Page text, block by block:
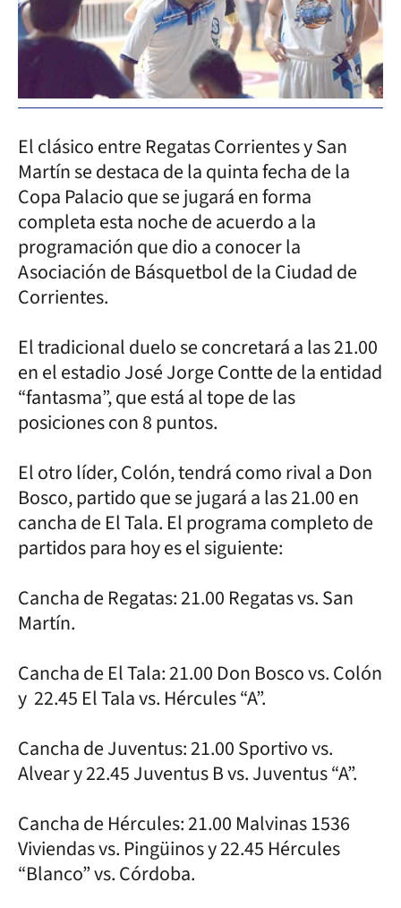
El clásico entre Regatas Corrientes y San
Martín se destaca de la quinta fecha de la
Copa Palacio que se jugará en forma
completa esta noche de acuerdo a la
programación que dio a conocer la
Asociación de Básquetbol de la Ciudad de
Corrientes.
El tradicional duelo se concretará a las 21.00
en el estadio José Jorge Contte de la entidad
“fantasma”, que está al tope de las
posiciones con 8 puntos.
El otro líder, Colón, tendrá como rival a Don
Bosco, partido que se jugará a las 21.00 en
cancha de El Tala. El programa completo de
partidos para hoy es el siguiente:
Cancha de Regatas: 21.00 Regatas vs. San
Martín.
Cancha de El Tala: 21.00 Don Bosco vs. Colón
y 22.45 El Tala vs. Hércules “A”.
Cancha de Juventus: 21.00 Sportivo vs.
Alvear y 22.45 Juventus B vs. Juventus “A”.
Cancha de Hércules: 21.00 Malvinas 1536
Viviendas vs. Pingüinos y 22.45 Hércules
“Blanco” vs. Córdoba.